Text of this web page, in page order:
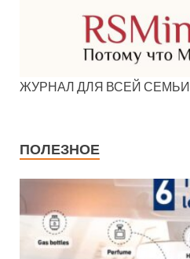
ЖУРНАЛ ДЛЯ ВСЕЙ СЕМЬИ
ПОЛЕЗНОЕ